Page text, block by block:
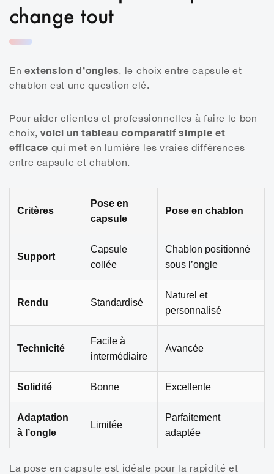
change tout
En extension d’ongles, le choix entre capsule et
chablon est une question clé.
Pour aider clientes et professionnelles à faire le bon
choix,voici un tableau comparatif simple et
efficace qui met en lumière les vraies différences
entre capsule et chablon.
Critères
Pose en
capsule
Pose en chablon
Support
Capsule
collée
Chablon positionné
sous l’ongle
Rendu Standardisé
Naturel et
personnalisé
Technicité
Facile à
intermédiaire
Avancée
Solidité Bonne Excellente
Adaptation
à l’ongle
Limitée
Parfaitement
adaptée
La pose en capsule est idéale pour la rapidité et